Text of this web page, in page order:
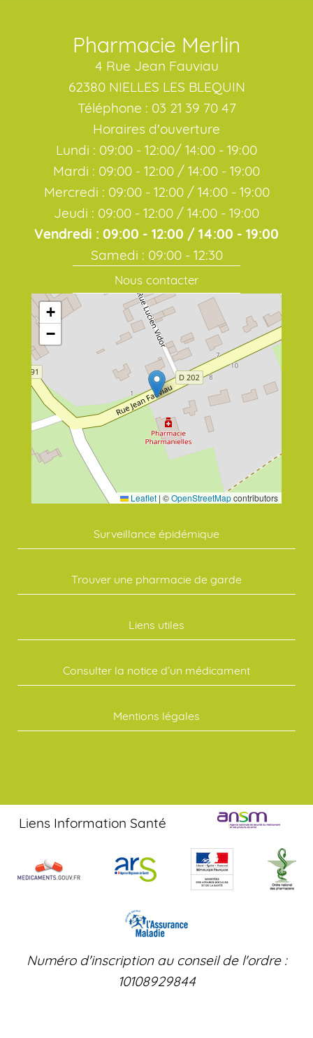
+
−
Leaflet | ©OpenStreetMapcontributors
Surveillance épidémique
Trouver une pharmacie de garde
Liens utiles
Consulter la notice d’un médicament
Mentions légales
Pharmacie Merlin
4 Rue Jean Fauviau
62380 NIELLES LES BLEQUIN
Téléphone : 03 21 39 70 47
Horaires d'ouverture
Lundi : 09:00 - 12:00/ 14:00 - 19:00
Mardi : 09:00 - 12:00 / 14:00 - 19:00
Mercredi : 09:00 - 12:00 / 14:00 - 19:00
Jeudi : 09:00 - 12:00 / 14:00 - 19:00
Vendredi : 09:00 - 12:00 / 14:00 - 19:00
Samedi : 09:00 - 12:30
Nous contacter
Liens Information Santé
Numéro d'inscription au conseil de l'ordre :
10108929844